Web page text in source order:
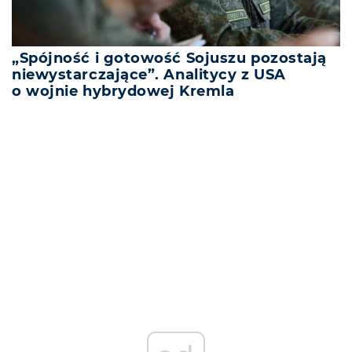
„Spójność i gotowość Sojuszu pozostają
niewystarczające”. Analitycy z USA
o wojnie hybrydowej Kremla